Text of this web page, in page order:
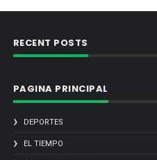
RECENT POSTS
PAGINA PRINCIPAL
DEPORTES
EL TIEMPO